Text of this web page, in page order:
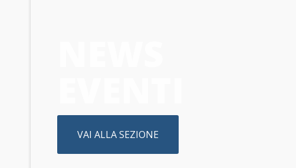
VAI ALLA SEZIONE